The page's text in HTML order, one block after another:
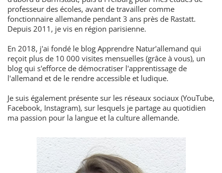
professeur des écoles, avant de travailler comme
fonctionnaire allemande pendant 3 ans près de Rastatt.
Depuis 2011, je vis en région parisienne.
En 2018, j'ai fondé le blog Apprendre Natur'allemand qui
reçoit plus de 10 000 visites mensuelles (grâce à vous), un
blog qui s'efforce de démocratiser l'apprentissage de
l'allemand et de le rendre accessible et ludique.
Je suis également présente sur les réseaux sociaux (YouTube,
Facebook, Instagram), sur lesquels je partage au quotidien
ma passion pour la langue et la culture allemande.